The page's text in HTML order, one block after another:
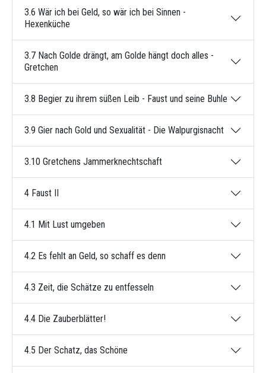
3.6 Wär ich bei Geld, so wär ich bei Sinnen -
Hexenküche
3.7 Nach Golde drängt, am Golde hängt doch alles -
Gretchen
3.8 Begier zu ihrem süßen Leib - Faust und seine Buhle
3.9 Gier nach Gold und Sexualität - Die Walpurgisnacht
3.10 Gretchens Jammerknechtschaft
4 Faust II
4.1 Mit Lust umgeben
4.2 Es fehlt an Geld, so schaff es denn
4.3 Zeit, die Schätze zu entfesseln
4.4 Die Zauberblätter!
4.5 Der Schatz, das Schöne